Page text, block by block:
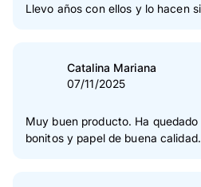
Llevo años con ellos y lo hacen
Catalina Mariana
07/11/2025
Muy buen producto. Ha
bonitos y papel de buena